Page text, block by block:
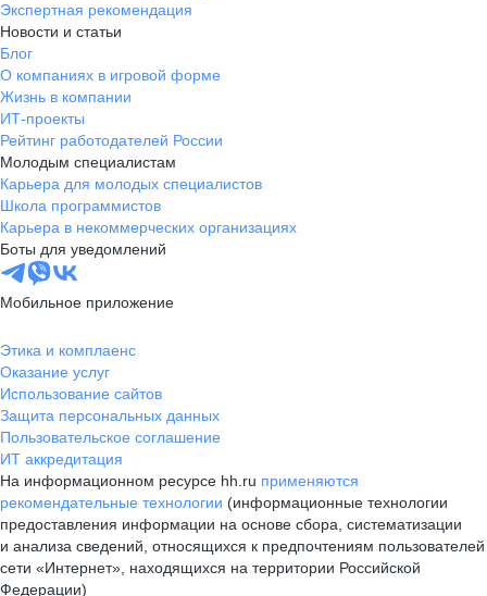
Экспертная рекомендация
Новости и статьи
Блог
О компаниях в игровой форме
Жизнь в компании
ИТ-проекты
Рейтинг работодателей России
Молодым специалистам
Карьера для молодых специалистов
Школа программистов
Карьера в некоммерческих организациях
Боты для уведомлений
Мобильное приложение
Этика и комплаенс
Оказание услуг
Использование сайтов
Защита персональных данных
Пользовательское соглашение
ИТ аккредитация
На информационном ресурсе hh.ru применяются
рекомендательные технологии (информационные технологии
предоставления информации на основе сбора, систематизации
и анализа сведений, относящихся к предпочтениям пользователей
сети «Интернет», находящихся на территории Российской
Федерации)